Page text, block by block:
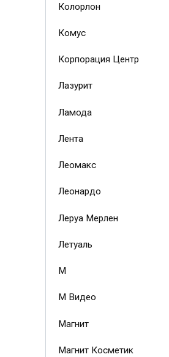
Колорлон
Комус
Корпорация Центр
Лазурит
Ламода
Лента
Леомакс
Леонардо
Леруа Мерлен
Летуаль
М
М Видео
Магнит
Магнит Косметик